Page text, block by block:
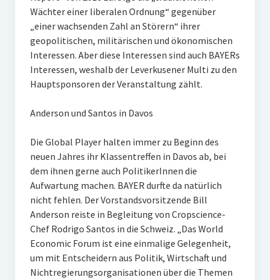
Wächter einer liberalen Ordnung“ gegenüber
„einer wachsenden Zahl an Störern“ ihrer
geopolitischen, militärischen und ökonomischen
Interessen. Aber diese Interessen sind auch BAYERs
Interessen, weshalb der Leverkusener Multi zu den
Hauptsponsoren der Veranstaltung zählt.
Anderson und Santos in Davos
Die Global Player halten immer zu Beginn des
neuen Jahres ihr Klassentreffen in Davos ab, bei
dem ihnen gerne auch PolitikerInnen die
Aufwartung machen. BAYER durfte da natürlich
nicht fehlen. Der Vorstandsvorsitzende Bill
Anderson reiste in Begleitung von Cropscience-
Chef Rodrigo Santos in die Schweiz. „Das World
Economic Forum ist eine einmalige Gelegenheit,
um mit Entscheidern aus Politik, Wirtschaft und
Nichtregierungsorganisationen über die Themen